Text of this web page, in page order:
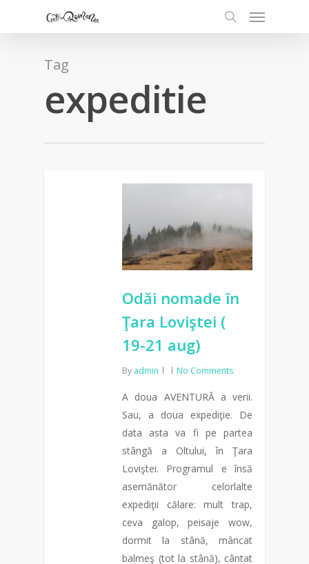
Tag
expeditie
Odăi nomade în
Ţara Loviştei (
19-21 aug)
By admin No Comments
A doua AVENTURĂ a verii.
Sau, a doua expediţie. De
data asta va fi pe partea
stângă a Oltului, în Ţara
Loviştei. Programul e însă
asemănător celorlalte
expediţii călare: mult trap,
ceva galop, peisaje wow,
dormit la stână, mâncat
balmeş (tot la stână), cântat